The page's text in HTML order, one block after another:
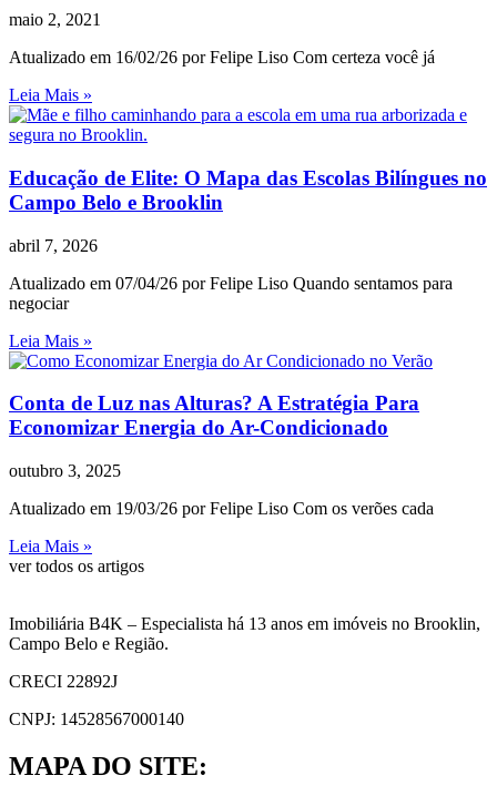
maio 2, 2021
Atualizado em 16/02/26 por Felipe Liso Com certeza você já
Leia Mais »
Educação de Elite: O Mapa das Escolas Bilíngues no
Campo Belo e Brooklin
abril 7, 2026
Atualizado em 07/04/26 por Felipe Liso Quando sentamos para
negociar
Leia Mais »
Conta de Luz nas Alturas? A Estratégia Para
Economizar Energia do Ar-Condicionado
outubro 3, 2025
Atualizado em 19/03/26 por Felipe Liso Com os verões cada
Leia Mais »
ver todos os artigos
Imobiliária B4K – Especialista há 13 anos em imóveis no Brooklin,
Campo Belo e Região.
CRECI 22892J
CNPJ: 14528567000140
MAPA DO SITE: